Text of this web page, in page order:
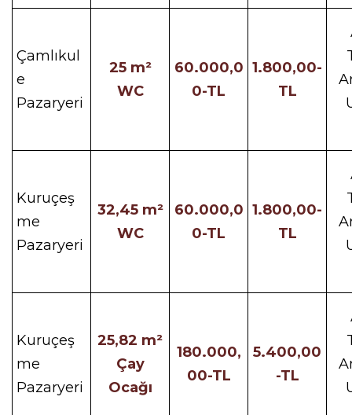
Çamlıkul
e
Pazaryeri
25 m²
WC
60.000,0
0-TL
1.800,00-
TL
Kuruçeş
me
Pazaryeri
32,45 m²
WC
60.000,0
0-TL
1.800,00-
TL
Kuruçeş
me
Pazaryeri
25,82 m²
Çay
Ocağı
180.000,
00-TL
5.400,00
-TL